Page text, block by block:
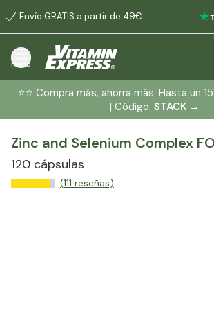
Envío GRATIS a partir de 49€
menú
⭐️⭐️ Compra más, ahorra más. Hasta un
| Código: STACK →
Zinc and Selenium Complex
120 cápsulas
(111 reseñas)